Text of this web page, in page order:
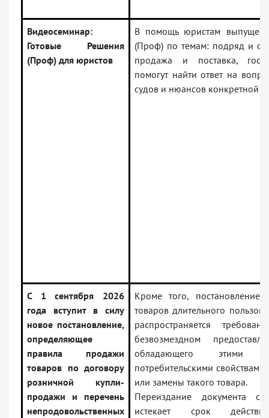
Видеосеминар:
Готовые Решения
(Проф) для юристов
В помощь юристам
(Проф) по темам: подряд и
продажа и поставка,
помогут найти ответ на
судов и нюансов конкретной
С 1 сентября 2026
года вступит в силу
новое постановление,
определяющее
правила продажи
товаров по договору
розничной купли-
продажи и перечень
непродовольственных
Кроме того, постановление
товаров длительного
распространяется
безвозмездном
обладающего этими
потребительскими
или замены такого товара.
Переиздание документа
истекает срок